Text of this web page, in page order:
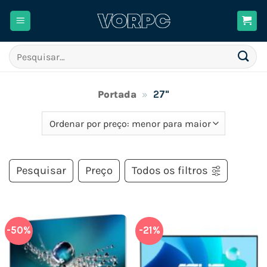
Pesquisar
por:
Portada » 27"
Pesquisar Preço Todos os filtros
-50% -21%